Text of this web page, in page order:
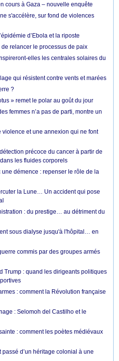
cours à Gaza – nouvelle enquête
s'accélère, sur fond de violences
d’Ebola et la riposte
relancer le processus de paix
elles les centrales solaires du
qui résistent contre vents et marées
?
» remet le polar au goût du jour
femmes n’a pas de parti, montre un
violence et une annexion qui ne font
précoce du cancer à partir de
les fluides corporels
démence : repenser le rôle de la
la Lune… Un accident qui pose
: du prestige… au détriment du
sous dialyse jusqu'à l'hôpital… en
commis par des groupes armés
Trump : quand les dirigeants politiques
: comment la Révolution française
: Selomoh del Castilho et le
: comment les poètes médiévaux
d’un héritage colonial à une